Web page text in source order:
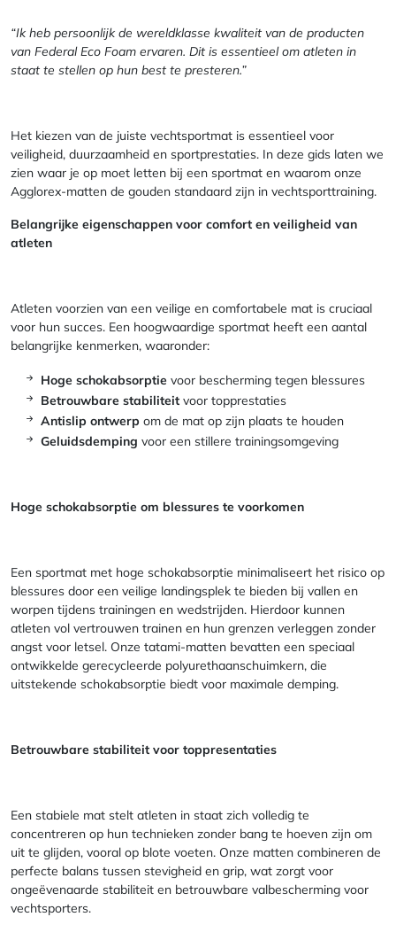
“Ik heb persoonlijk de wereldklasse kwaliteit van de producten
van Federal Eco Foam ervaren. Dit is essentieel om atleten in
staat te stellen op hun best te presteren.”
Het kiezen van de juiste vechtsportmat is essentieel voor
veiligheid, duurzaamheid en sportprestaties. In deze gids laten we
zien waar je op moet letten bij een sportmat en waarom onze
Agglorex-matten de gouden standaard zijn in vechtsporttraining.
Belangrijke eigenschappen voor comfort en veiligheid van
atleten
Atleten voorzien van een veilige en comfortabele mat is cruciaal
voor hun succes. Een hoogwaardige sportmat heeft een aantal
belangrijke kenmerken, waaronder:
Hoge schokabsorptie voor bescherming tegen blessures
Betrouwbare stabiliteit voor topprestaties
Antislip ontwerp om de mat op zijn plaats te houden
Geluidsdemping voor een stillere trainingsomgeving
Hoge schokabsorptie om blessures te voorkomen
Een sportmat met hoge schokabsorptie minimaliseert het risico op
blessures door een veilige landingsplek te bieden bij vallen en
worpen tijdens trainingen en wedstrijden. Hierdoor kunnen
atleten vol vertrouwen trainen en hun grenzen verleggen zonder
angst voor letsel. Onze tatami-matten bevatten een speciaal
ontwikkelde gerecycleerde polyurethaanschuimkern, die
uitstekende schokabsorptie biedt voor maximale demping.
Betrouwbare stabiliteit voor toppresentaties
Een stabiele mat stelt atleten in staat zich volledig te
concentreren op hun technieken zonder bang te hoeven zijn om
uit te glijden, vooral op blote voeten. Onze matten combineren de
perfecte balans tussen stevigheid en grip, wat zorgt voor
ongeëvenaarde stabiliteit en betrouwbare valbescherming voor
vechtsporters.